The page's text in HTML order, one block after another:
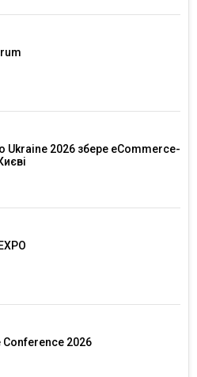
Ukraine 2026 збере eCommerce-
2026